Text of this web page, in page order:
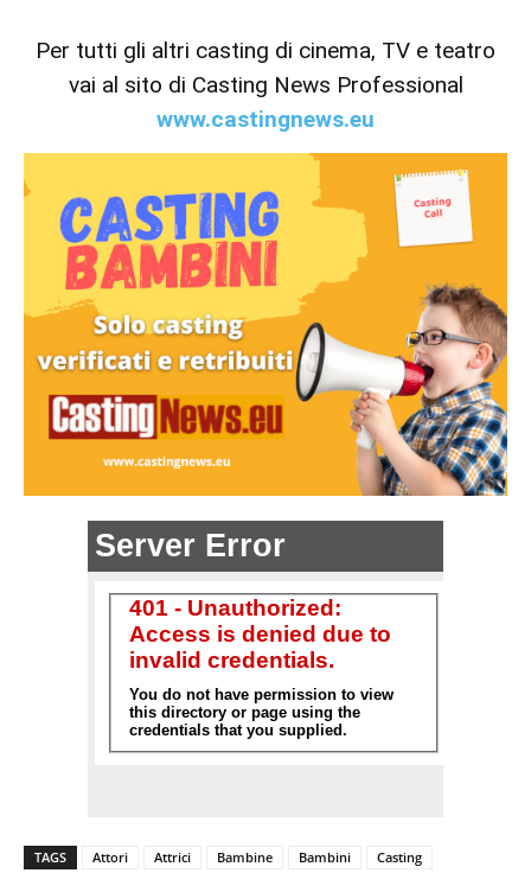
Per tutti gli altri casting di cinema, TV e teatro
vai al sito di Casting News Professional
www.castingnews.eu
TAGS Attori Attrici Bambine Bambini
Casting